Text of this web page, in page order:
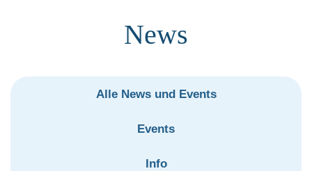
News
Alle News und Events
Events
Info